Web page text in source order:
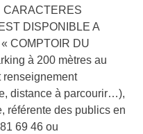
CARACTERES
DISPONIBLE A
COMPTOIR DU
à 200 mètres au
renseignement
distance à parcourir…),
référente des publics en
69 46 ou